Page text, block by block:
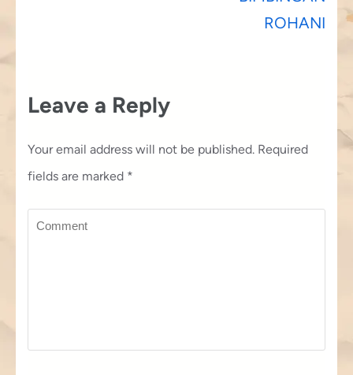
ROHANI
Leave a Reply
Your email address will not be published. Required
fields are marked *
Comment